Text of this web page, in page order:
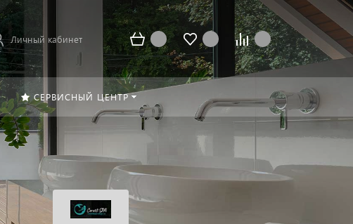
Личный кабинет
СЕРВИСНЫЙ ЦЕНТР